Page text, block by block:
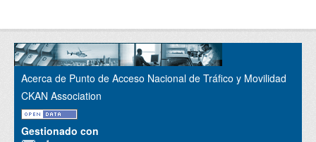
Acerca de Punto de Acceso Nacional de Tráfico y Movilidad
CKAN Association
Gestionado con